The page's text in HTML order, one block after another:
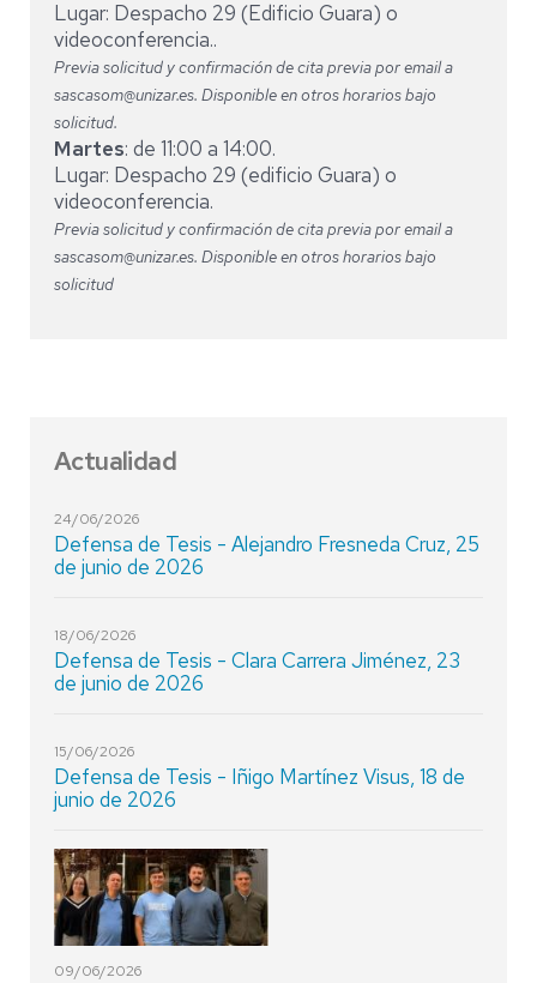
Lugar: Despacho 29 (Edificio Guara) o
videoconferencia..
Previa solicitud y confirmación de cita previa por email a
sascasom@unizar.es. Disponible en otros horarios bajo
solicitud.
Martes: de 11:00 a 14:00.
Lugar: Despacho 29 (edificio Guara) o
videoconferencia.
Previa solicitud y confirmación de cita previa por email a
sascasom@unizar.es. Disponible en otros horarios bajo
solicitud
Actualidad
24/06/2026
Defensa de Tesis - Alejandro Fresneda Cruz, 25
de junio de 2026
18/06/2026
Defensa de Tesis - Clara Carrera Jiménez, 23
de junio de 2026
15/06/2026
Defensa de Tesis - Iñigo Martínez Visus, 18 de
junio de 2026
09/06/2026